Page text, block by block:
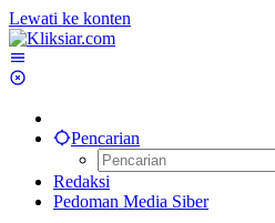
Lewati ke konten
Pencarian
Redaksi
Pedoman Media Siber